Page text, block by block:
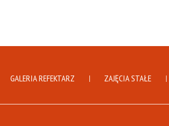
GALERIA REFEKTARZ ZAJĘCIA STAŁE